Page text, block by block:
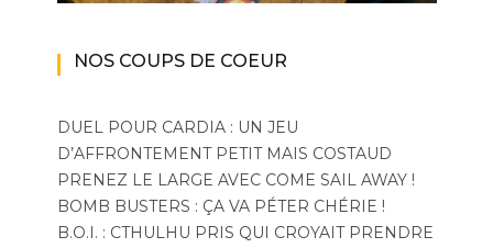
NOS COUPS DE COEUR
DUEL POUR CARDIA : UN JEU
D’AFFRONTEMENT PETIT MAIS COSTAUD
PRENEZ LE LARGE AVEC COME SAIL AWAY !
BOMB BUSTERS : ÇA VA PÉTER CHÉRIE !
B.O.I. : CTHULHU PRIS QUI CROYAIT PRENDRE